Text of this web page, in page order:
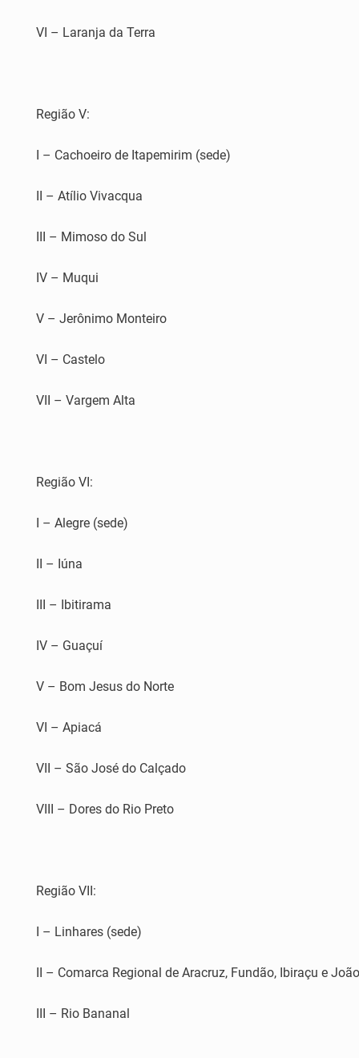
VI – Laranja da Terra
Região V:
I – Cachoeiro de Itapemirim (sede)
II – Atílio Vivacqua
III – Mimoso do Sul
IV – Muqui
V – Jerônimo Monteiro
VI – Castelo
VII – Vargem Alta
Região VI:
I – Alegre (sede)
II – Iúna
III – Ibitirama
IV – Guaçuí
V – Bom Jesus do Norte
VI – Apiacá
VII – São José do Calçado
VIII – Dores do Rio Preto
Região VII:
I – Linhares (sede)
II – Comarca Regional de Aracruz, Fundão, Ibiraçu e
III – Rio Bananal